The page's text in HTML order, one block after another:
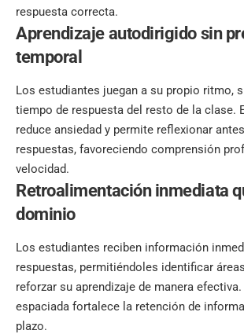
respuesta correcta.
Aprendizaje autodirigido sin
temporal
Los estudiantes juegan a su propio ritmo,
tiempo de respuesta del resto de la clase.
reduce ansiedad y permite reflexionar
respuestas, favoreciendo comprensión
velocidad.
Retroalimentación inmediata
dominio
Los estudiantes reciben información
respuestas, permitiéndoles identificar
reforzar su aprendizaje de manera
espaciada fortalece la retención de
plazo.